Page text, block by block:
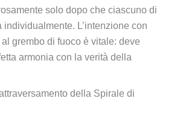
solo dopo che ciascuno di
individualmente. L’intenzione con
grembo di fuoco è vitale: deve
armonia con la verità della
della Spirale di